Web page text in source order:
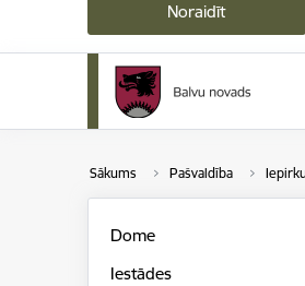
Noraidīt
Sākums Pašvaldība
Dome
Iestādes